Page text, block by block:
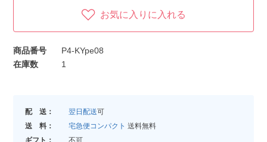
お気に入りに入れる
商品番号
P4-KYpe08
在庫数
1
配 送： 翌日配送可
送 料：
宅急便コンパクト 送料無料
ギフト：
不可